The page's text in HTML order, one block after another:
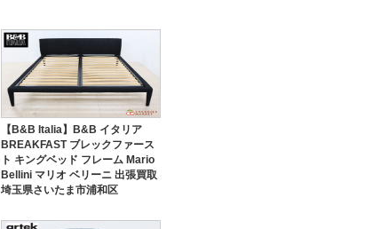
【B&B Italia】B&B イタリア
BREAKFAST ブレックファース
ト キングベッド フレーム Mario
Bellini マリオ ベリーニ 出張買取
埼玉県さいたま市浦和区